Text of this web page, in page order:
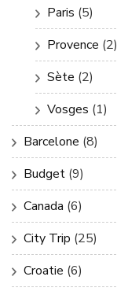
Paris (5)
Provence (2)
Sète (2)
Vosges (1)
Barcelone (8)
Budget (9)
Canada (6)
City Trip (25)
Croatie (6)